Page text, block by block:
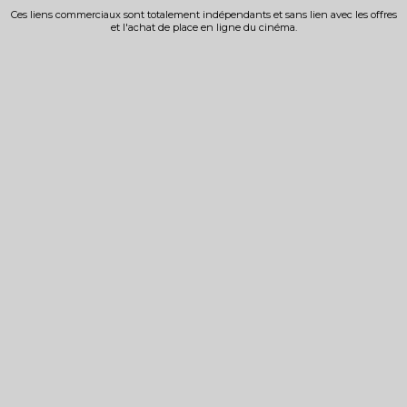
Ces liens commerciaux sont totalement indépendants et sans lien avec les offres
et l'achat de place en ligne du cinéma.